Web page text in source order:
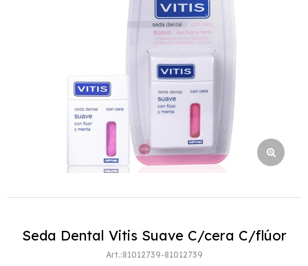
Seda Dental Vitis Suave C/cera C/flúor
81012739-81012739